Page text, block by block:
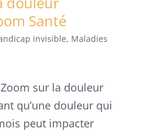
Santé
invisible, Maladies
sur la douleur
qu’une douleur qui
peut impacter